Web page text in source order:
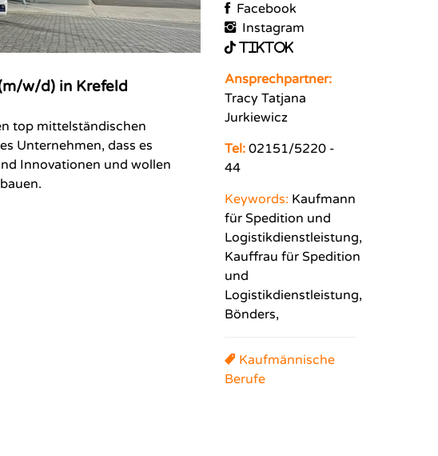
w/d) in Krefeld
top mittelständischen
Unternehmen, dass es
Innovationen und wollen
Facebook
Instagram
TikTok
Ansprechpartner:
Tracy Tatjana
Jurkiewicz
Tel: 02151/5220 -
44
Keywords: Kaufmann
für Spedition und
Logistikdienstleistung,
Kauffrau für Spedition
und
Logistikdienstleistung,
Bönders,
Kaufmännische
Berufe